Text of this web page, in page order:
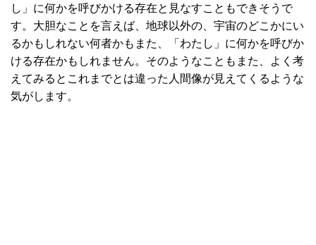
し」に何かを呼びかける存在と見なすこともできそうで
す。大胆なことを言えば、地球以外の、宇宙のどこかにい
るかもしれない何者かもまた、「わたし」に何かを呼びか
ける存在かもしれません。そのようなこともまた、よく考
えてみるとこれまでとは違った人間像が見えてくるような
気がします。